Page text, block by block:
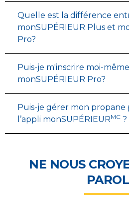
Quelle est la différence
monSUPÉRIEUR Plus et
Pro?
Puis-je m'inscrire moi-
monSUPÉRIEUR Pro?
Puis-je gérer mon propane
l’appli monSUPÉRIEURMC ?
NE NOUS